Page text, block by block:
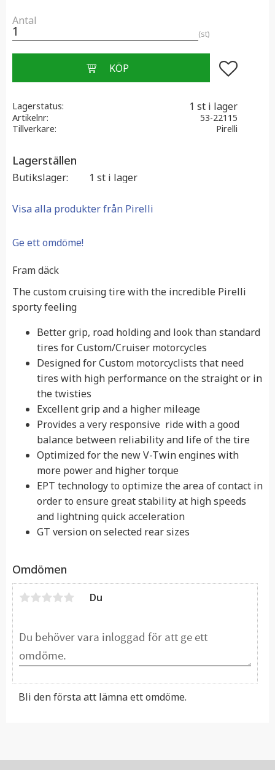
Antal
st
Lägg till i
Lagerstatus 1 st i lager
Artikelnr
53-22115
Tillverkare
Pirelli
Lagerställen
Butikslager 1 st i lager
Visa alla produkter från Pirelli
Ge ett omdöme!
Fram däck
The custom cruising tire with the incredible Pirelli
sporty feeling
Better grip, road holding and look than standard
tires for Custom/Cruiser motorcycles
Designed for Custom motorcyclists that need
tires with high performance on the straight or in
the twisties
Excellent grip and a higher mileage
Provides a very responsive ride with a good
balance between reliability and life of the tire
Optimized for the new V-Twin engines with
more power and higher torque
EPT technology to optimize the area of contact in
order to ensure great stability at high speeds
and lightning quick acceleration
GT version on selected rear sizes
Omdömen
Du
Bli den första att lämna ett omdöme.